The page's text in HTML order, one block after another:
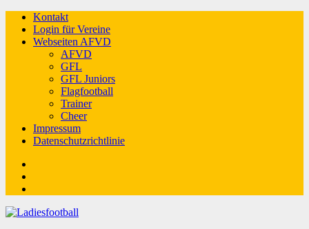
Kontakt
Login für Vereine
Webseiten AFVD
AFVD
GFL
GFL Juniors
Flagfootball
Trainer
Cheer
Impressum
Datenschutzrichtlinie